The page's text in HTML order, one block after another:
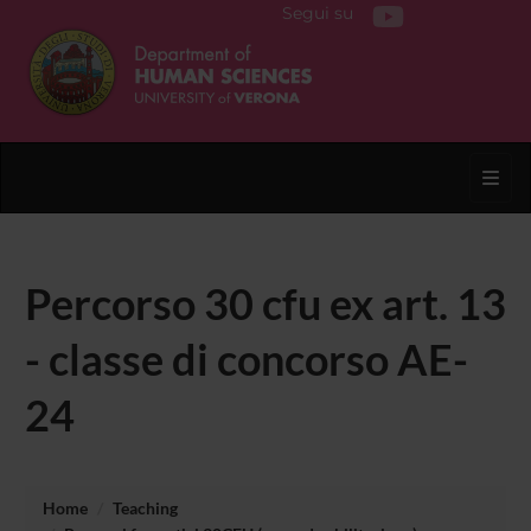
Segui su
Percorso 30 cfu ex art. 13
- classe di concorso AE-
24
Home
Teaching